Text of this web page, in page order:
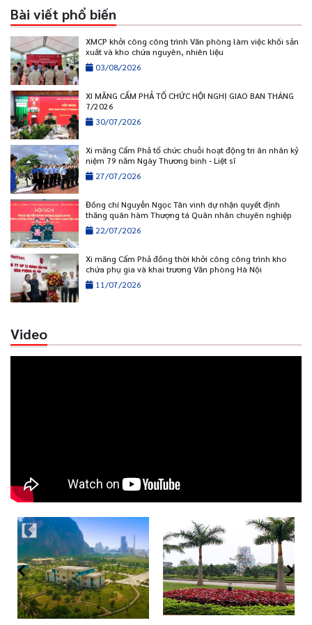
Bài viết phổ biến
XMCP khởi công công trình Văn phòng làm việc khối sản
xuất và kho chứa nguyên, nhiên liệu
03/08/2026
XI MĂNG CẨM PHẢ TỔ CHỨC HỘI NGHỊ GIAO BAN THÁNG
7/2026
30/07/2026
Xi măng Cẩm Phả tổ chức chuỗi hoạt động tri ân nhân kỷ
niệm 79 năm Ngày Thương binh - Liệt sĩ
27/07/2026
Đồng chí Nguyễn Ngọc Tân vinh dự nhận quyết định
thăng quân hàm Thượng tá Quân nhân chuyên nghiệp
22/07/2026
Xi măng Cẩm Phả đồng thời khởi công công trình kho
chứa phụ gia và khai trương Văn phòng Hà Nội
11/07/2026
Video